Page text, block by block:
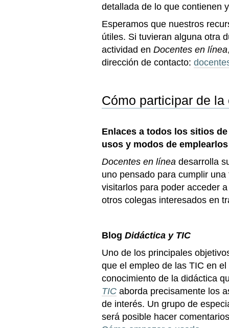
detallada de lo que contienen
Esperamos que nuestros
útiles. Si tuvieran alguna otra
actividad enDocentes en línea
dirección de contacto:
Cómo participar de la
Enlaces a todos los sitios
usos y modos de emplearlos
Docentes en línea desarrolla
uno pensado para cumplir
visitarlos para poder acceder
otros colegas interesados en
BlogDidáctica y TIC
Uno de los principales
que el empleo de las TIC en
conocimiento de la didáctica
TIC aborda precisamente los
de interés. Un grupo de
será posible hacer